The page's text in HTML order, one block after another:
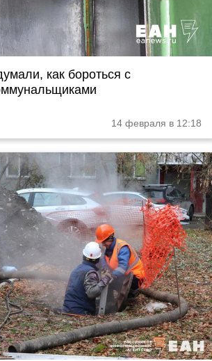
как бороться с
14 февраля в 12:18